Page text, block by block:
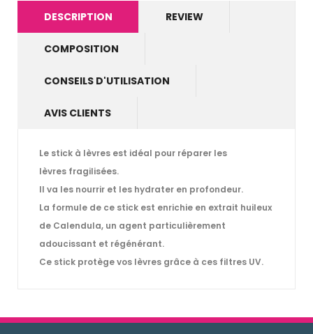
DESCRIPTION REVIEW
COMPOSITION
CONSEILS D'UTILISATION
AVIS CLIENTS
Le stick à lèvres est idéal pour réparer les
lèvres fragilisées.
Il va les nourrir et les hydrater en profondeur.
La formule de ce stick est enrichie en extrait huileux
de Calendula, un agent particulièrement
adoucissant et régénérant.
Ce stick protège vos lèvres grâce à ces filtres UV.